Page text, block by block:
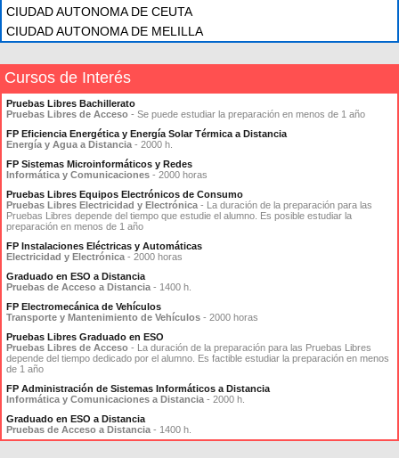
CIUDAD AUTONOMA DE CEUTA
CIUDAD AUTONOMA DE MELILLA
Cursos de Interés
Pruebas Libres Bachillerato
Pruebas Libres de Acceso - Se puede estudiar la preparación en menos de 1 año
FP Eficiencia Energética y Energía Solar Térmica a Distancia
Energía y Agua a Distancia - 2000 h.
FP Sistemas Microinformáticos y Redes
Informática y Comunicaciones - 2000 horas
Pruebas Libres Equipos Electrónicos de Consumo
Pruebas Libres Electricidad y Electrónica - La duración de la preparación para las
Pruebas Libres depende del tiempo que estudie el alumno. Es posible estudiar la
preparación en menos de 1 año
FP Instalaciones Eléctricas y Automáticas
Electricidad y Electrónica - 2000 horas
Graduado en ESO a Distancia
Pruebas de Acceso a Distancia - 1400 h.
FP Electromecánica de Vehículos
Transporte y Mantenimiento de Vehículos - 2000 horas
Pruebas Libres Graduado en ESO
Pruebas Libres de Acceso - La duración de la preparación para las Pruebas Libres
depende del tiempo dedicado por el alumno. Es factible estudiar la preparación en menos
de 1 año
FP Administración de Sistemas Informáticos a Distancia
Informática y Comunicaciones a Distancia - 2000 h.
Graduado en ESO a Distancia
Pruebas de Acceso a Distancia - 1400 h.